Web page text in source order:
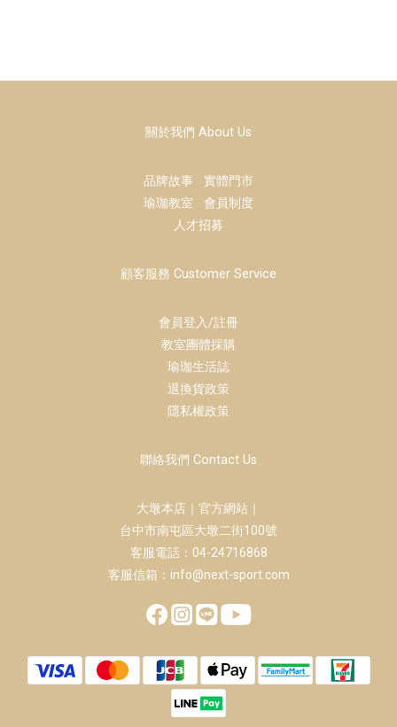
關於我們 About Us
品牌故事 實體門市
瑜珈教室 會員制度
人才招募
顧客服務 Customer Service
會員登入/註冊
教室團體採購
瑜珈生活誌
退換貨政策
隱私權政策
聯絡我們 Contact Us
大墩本店｜官方網站｜
台中市南屯區大墩二街100號
客服電話：04-24716868
客服信箱：info@next-sport.com